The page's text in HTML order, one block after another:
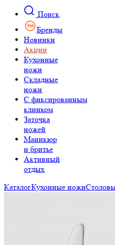
Поиск
Бренды
Новинки
Акции
Кухонные
ножи
Складные
ножи
C фиксированным
клинком
Заточка
ножей
Маникюр
и бритье
Активный
отдых
КаталогКухонные ножи